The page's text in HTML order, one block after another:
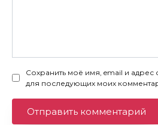
Сохранить моё имя, email и адрес
для последующих моих